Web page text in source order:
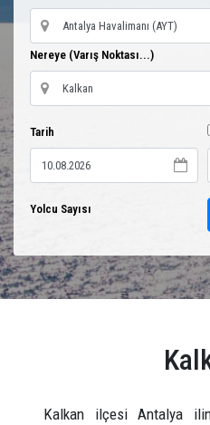
Nereye (Varış Noktası...)
Tarih
Yolcu Sayısı
Kalkan ilçesi Antalya